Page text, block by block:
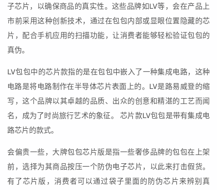
子芯片，以确保商品的真实性。这些品牌如LV等，会在产品上
市前采用这种创新技术，通过在包包内部或显眼位置隐藏的芯
片，配合手机应用的扫描功能，让消费者能够轻松验证包包的
真伪。
LV包包中的芯片款指的是在包包中嵌入了一种集成电路，这种
电路是将电路制作在半导体芯片表面上的。LV是路易威登的缩
写，这个品牌以其卓越的品质、出众的创意和精湛的工艺而闻
名，成为了时尚旅行艺术的象征。 芯片款LV包包是带有集成电
路芯片的款式。
会偏贵一些，大牌包包芯片版是指一些奢侈品牌的包包在上架
前，选择为其商品按压一个防伪电子芯片，以此来打击假货。
有了芯片版，消费者可以通过袋子里面的防伪芯片来辨别真